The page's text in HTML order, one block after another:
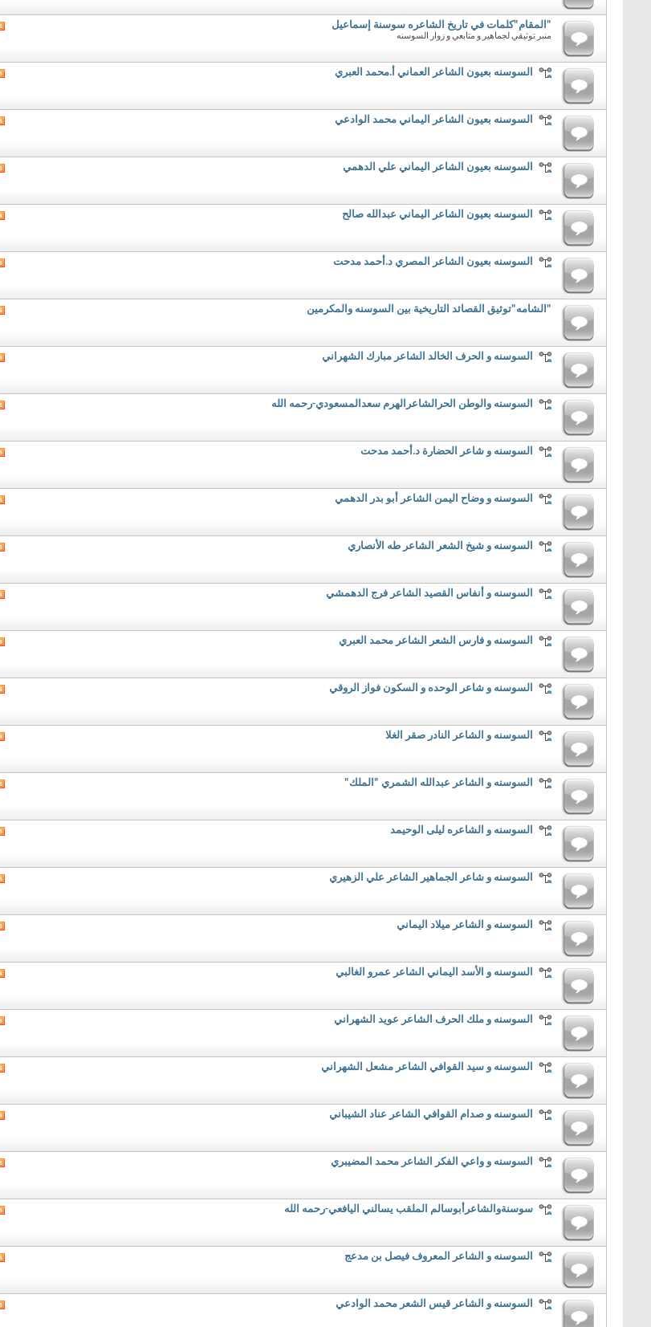
"المقام"كلمات في تاريخ الشاعره سوسنة إسماعيل
منبر توثيقي لجماهير و متابعي و زوار السوسنه
السوسنه بعيون الشاعر العماني أ.محمد العبري
السوسنه بعيون الشاعر اليماني محمد الوادعي
السوسنه بعيون الشاعر اليماني علي الدهمي
السوسنه بعيون الشاعر اليماني عبدالله صالح
السوسنه بعيون الشاعر المصري د.أحمد مدحت
"الشامه"توثيق القصائد التاريخية بين السوسنه والمكرمين
السوسنه و الحرف الخالد الشاعر مبارك الشهراني
السوسنه والوطن الحرالشاعرالهرم سعدالمسعودي-رحمه الله
السوسنه و شاعر الحضارة د.أحمد مدحت
السوسنه و وضاح اليمن الشاعر أبو بدر الدهمي
السوسنه و شيخ الشعر الشاعر طه الأنصاري
السوسنه و أنفاس القصيد الشاعر فرج الدهمشي
السوسنه و فارس الشعر الشاعر محمد العبري
السوسنه و شاعر الوحده و السكون فواز الروقي
السوسنه و الشاعر النادر صقر الغلا
السوسنه و الشاعر عبدالله الشمري "الملك"
السوسنه و الشاعره ليلى الوحيمد
السوسنه و شاعر الجماهير الشاعر علي الزهيري
السوسنه و الشاعر ميلاد اليماني
السوسنه و الأسد اليماني الشاعر عمرو الغالبي
السوسنه و ملك الحرف الشاعر عويد الشهراني
السوسنه و سيد القوافي الشاعر مشعل الشهراني
السوسنه و صدام القوافي الشاعر عناد الشيباني
السوسنه و واعي الفكر الشاعر محمد المضيبري
سوسنةوالشاعرأبوسالم الملقب يسالني اليافعي-رحمه الله
السوسنه و الشاعر المعروف فيصل بن مدعج
السوسنه و الشاعر قيس الشعر محمد الوادعي